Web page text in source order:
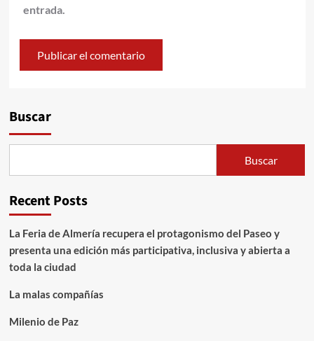
entrada.
Buscar
Buscar
Recent Posts
La Feria de Almería recupera el protagonismo del Paseo y
presenta una edición más participativa, inclusiva y abierta a
toda la ciudad
La malas compañías
Milenio de Paz